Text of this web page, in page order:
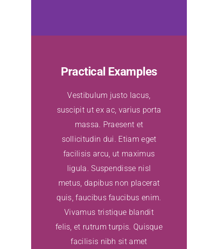
Practical Examples
Vestibulum justo lacus,
suscipit ut ex ac, varius porta
massa. Praesent et
sollicitudin dui. Etiam eget
facilisis arcu, ut maximus
ligula. Suspendisse nisl
metus, dapibus non placerat
quis, faucibus faucibus enim.
Vivamus tristique blandit
felis, et rutrum turpis. Quisque
facilisis nibh sit amet